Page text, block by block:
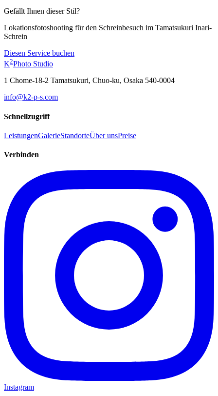
Gefällt Ihnen dieser Stil?
Lokationsfotoshooting für den Schreinbesuch im Tamatsukuri Inari-
Schrein
Diesen Service buchen
K2Photo Studio
1 Chome-18-2 Tamatsukuri, Chuo-ku, Osaka 540-0004
info@k2-p-s.com
Schnellzugriff
LeistungenGalerieStandorteÜber unsPreise
Verbinden
Instagram